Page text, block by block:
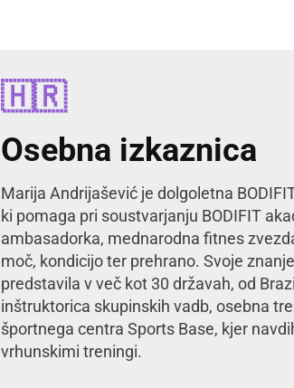
🇭🇷
Osebna izkaznica
Marija Andrijašević je dolgoletna
ki pomaga pri soustvarjanju BODIFIT
ambasadorka, mednarodna fitnes
moč, kondicijo ter prehrano. Svoje
predstavila v več kot 30 državah, od
inštruktorica skupinskih vadb, osebna
športnega centra Sports Base, kjer
vrhunskimi treningi.